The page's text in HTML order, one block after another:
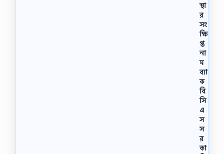
স্থা
র
সং
ক্ষি
প্ত
না
ম
ব্যাং
ক
বি
সি
এ
স
স
র
কা